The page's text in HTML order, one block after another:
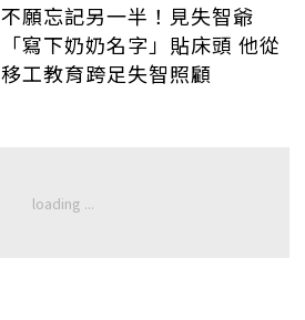
不願忘記另一半！見失智爺
「寫下奶奶名字」貼床頭 他從
移工教育跨足失智照顧